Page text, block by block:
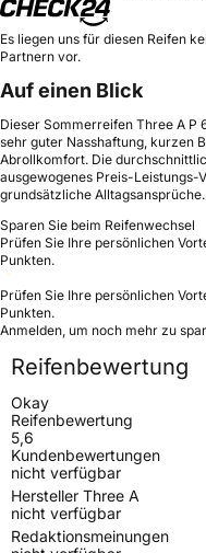
Es liegen uns für diesen Reifen
Partnern vor.
Auf einen Blick
Dieser Sommerreifen Three A P
sehr guter Nasshaftung, kurzen
Abrollkomfort. Die
ausgewogenes Preis-Leistungs-
grundsätzliche Alltagsansprüche.
Sparen Sie beim Reifenwechsel
Prüfen Sie Ihre persönlichen
Punkten.
Prüfen Sie Ihre persönlichen
Punkten.
Anmelden, um noch mehr zu
Reifenbewertung
Okay
Reifenbewertung
5,6
Kundenbewertungen
nicht verfügbar
Hersteller Three A
nicht verfügbar
Redaktionsmeinungen